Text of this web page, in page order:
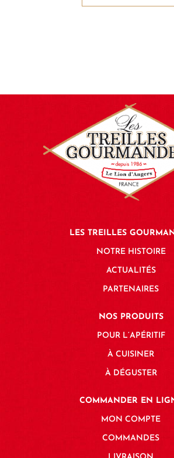
LES TREILLES
NOTRE HISTOIRE
ACTUALITÉS
PARTENAIRES
NOS PRODUITS
POUR L’APÉRITIF
À CUISINER
À DÉGUSTER
COMMANDER EN
MON COMPTE
COMMANDES